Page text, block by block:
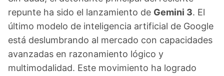
repunte ha sido el lanzamiento de Gemini 3. El
último modelo de inteligencia artificial de Google
está deslumbrando al mercado con capacidades
avanzadas en razonamiento lógico y
multimodalidad. Este movimiento ha logrado